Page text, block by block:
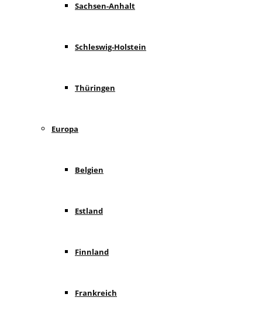
Sachsen-Anhalt
Schleswig-Holstein
Thüringen
Europa
Belgien
Estland
Finnland
Frankreich